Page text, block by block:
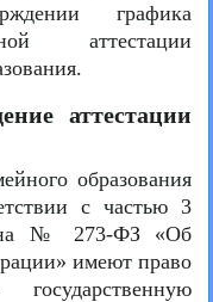
графика
аттестации
аттестации
образования
с частью 3
№ 273-ФЗ «Об
имеют право